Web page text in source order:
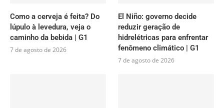
Como a cerveja é feita? Do
lúpulo à levedura, veja o
caminho da bebida | G1
7 de agosto de 2026
El Niño: governo decide
reduzir geração de
hidrelétricas para enfrentar
fenômeno climático | G1
7 de agosto de 2026